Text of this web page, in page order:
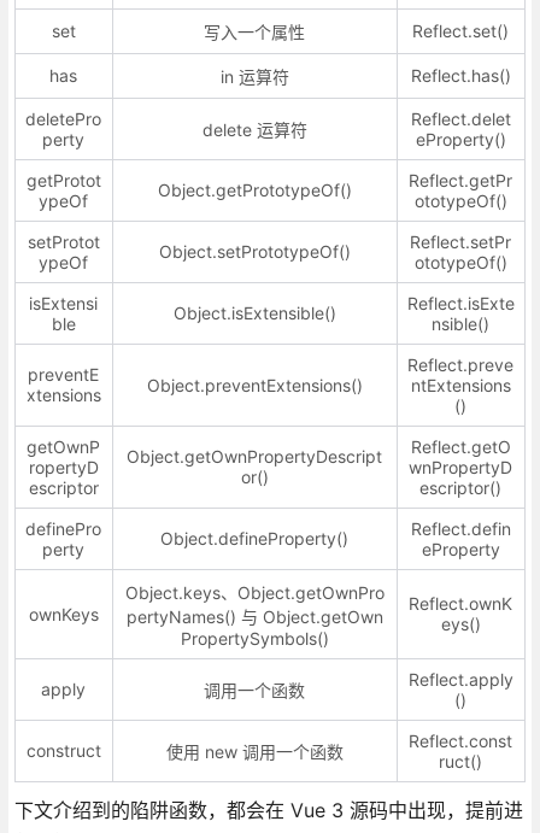
set 写入一个属性 Reflect.set()
has in 运算符 Reflect.has()
deletePro
perty
delete 运算符
Reflect.delet
eProperty()
getProtot
ypeOf
Object.getPrototypeOf()
Reflect.getPr
ototypeOf()
setProtot
ypeOf
Object.setPrototypeOf()
Reflect.setPr
ototypeOf()
isExtensi
ble
Object.isExtensible()
Reflect.isExte
nsible()
preventE
xtensions
Object.preventExtensions()
Reflect.preve
ntExtensions
()
getOwnP
ropertyD
escriptor
Object.getOwnPropertyDescript
or()
Reflect.getO
wnPropertyD
escriptor()
definePro
perty
Object.defineProperty()
Reflect.defin
eProperty
ownKeys
Object.keys、Object.getOwnPro
pertyNames() 与 Object.getOwn
PropertySymbols()
Reflect.ownK
eys()
apply 调用一个函数
Reflect.apply
()
construct 使用 new 调用一个函数
Reflect.const
ruct()
下文介绍到的陷阱函数，都会在 Vue 3 源码中出现，提前进